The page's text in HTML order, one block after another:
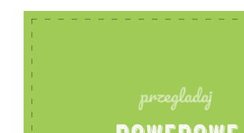
przegladaj